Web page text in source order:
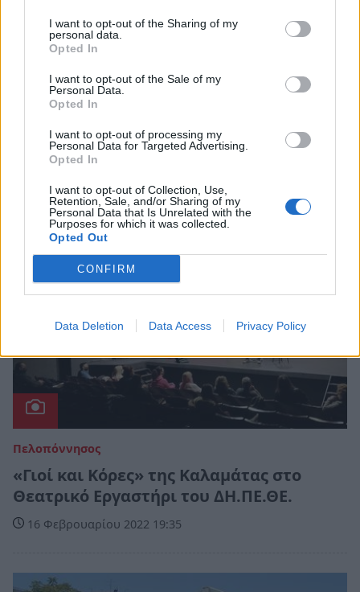
I want to opt-out of the Sharing of my
personal data.
Opted In
I want to opt-out of the Sale of my
Personal Data.
Opted In
I want to opt-out of processing my
Personal Data for Targeted Advertising.
Opted In
I want to opt-out of Collection, Use,
Retention, Sale, and/or Sharing of my
Personal Data that Is Unrelated with the
Purposes for which it was collected.
Opted Out
CONFIRM
Data Deletion Data Access Privacy Policy
Πελοπόννησος
Πετυχημένη η παράσταση «Γιοί και
Κόρες» από το Θεατρικό Εργαστήρι του
ΔΗΠΕΘΕΚ
Πελοπόννησος
«Γιοί και Κόρες» της Καλαμάτας στο
Θεατρικό Εργαστήρι του ΔΗ.ΠΕ.ΘΕ.
16 Φεβρουαρίου 2022 19:35